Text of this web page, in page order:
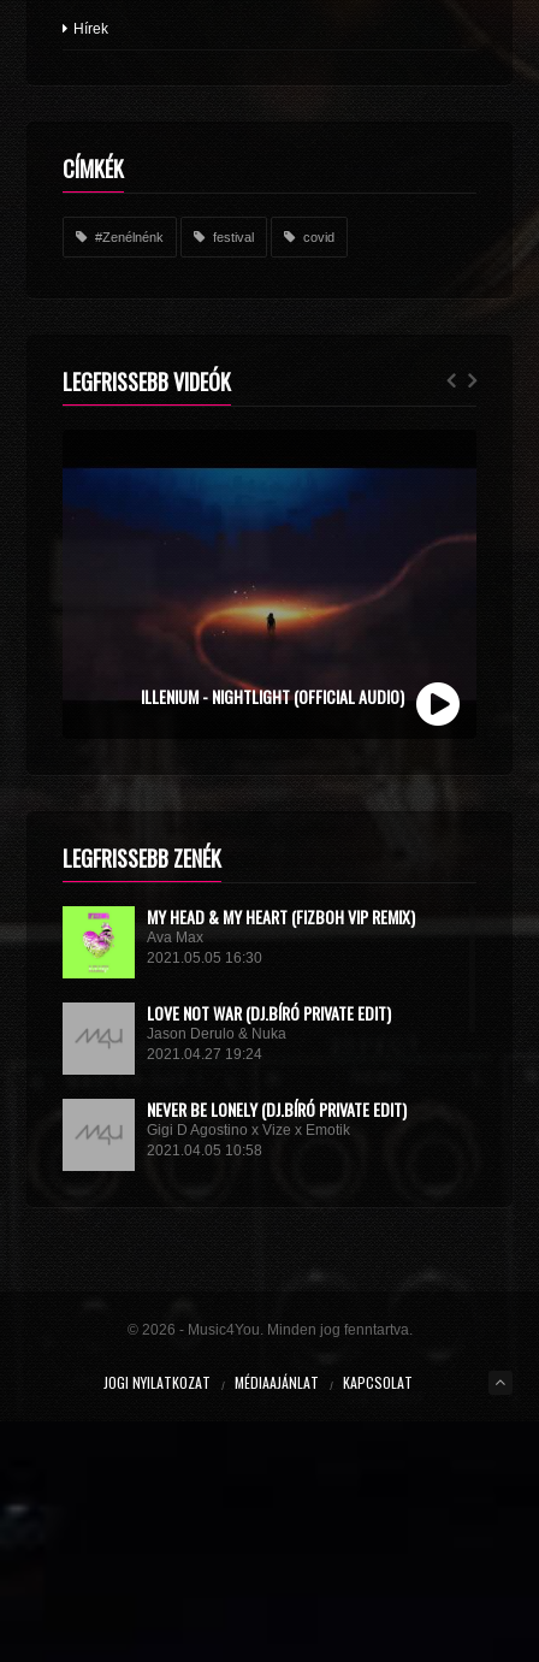
Hírek
CÍMKÉK
#Zenélnénk festival covid
LEGFRISSEBB VIDEÓK
ILLENIUM - NIGHTLIGHT (OFFICIAL AUDIO)
ZOLI VEKONY X CALIDORA - MINDIG NYÁR (OFFICIAL
MUSIC VIDEO)
LEGFRISSEBB ZENÉK
MY HEAD & MY HEART (FIZBOH VIP REMIX)
Ava Max
2021.05.05 16:30
LOVE NOT WAR (DJ.BÍRÓ PRIVATE EDIT)
Jason Derulo & Nuka
2021.04.27 19:24
NEVER BE LONELY (DJ.BÍRÓ PRIVATE EDIT)
Gigi D Agostino x Vize x Emotik
2021.04.05 10:58
GET IN TROUBLE (SO WHAT) (DJ.BÍRÓ PRIVATE EDIT)
Willcox
KUNG FU (EXTENDED MIX)
© 2026 - Music4You. Minden jog fenntartva.
JOGI NYILATKOZAT MÉDIAAJÁNLAT KAPCSOLAT